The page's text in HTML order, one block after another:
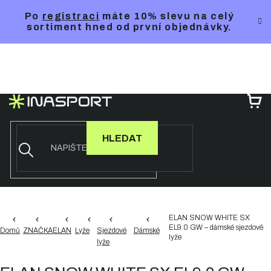
Po registraci máte 10% slevu na celý
sortiment hned od první objednávky.
HLEDAT
Domů ZNAČKAELAN Lyže
Sjezdové
lyže
Dámské
ELAN SNOW WHITE SX
EL9.0 GW – dámské sjezdové
lyže